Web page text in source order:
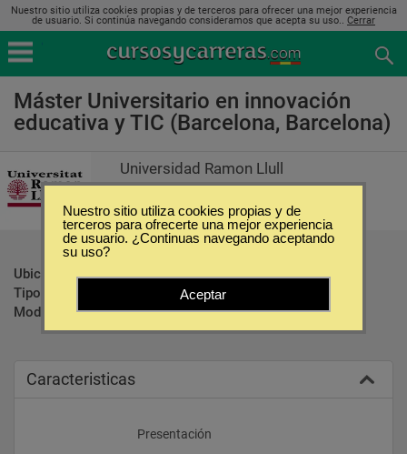
Nuestro sitio utiliza cookies propias y de terceros para ofrecer una mejor experiencia
de usuario. Si continúa navegando consideramos que acepta su uso.. Cerrar
Máster Universitario en innovación
educativa y TIC (Barcelona, Barcelona)
Universidad Ramon Llull
Ubicación:
Barcelona - Barcelona
Tipo:
Modalidad:
Presencial
Caracteristicas
					Presentación
Nuestro sitio utiliza cookies propias y de
terceros para ofrecerte una mejor experiencia
de usuario. ¿Continuas navegando aceptando
su uso?
Aceptar